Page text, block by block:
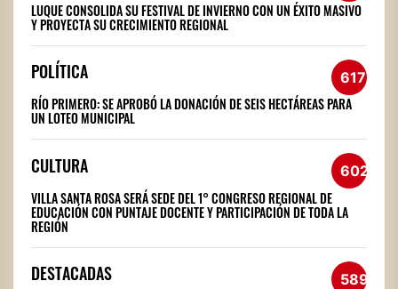
LUQUE CONSOLIDA SU FESTIVAL DE INVIERNO CON UN ÉXITO MASIVO
Y PROYECTA SU CRECIMIENTO REGIONAL
POLÍTICA 617
RÍO PRIMERO: SE APROBÓ LA DONACIÓN DE SEIS HECTÁREAS PARA
UN LOTEO MUNICIPAL
CULTURA 602
VILLA SANTA ROSA SERÁ SEDE DEL 1° CONGRESO REGIONAL DE
EDUCACIÓN CON PUNTAJE DOCENTE Y PARTICIPACIÓN DE TODA LA
REGIÓN
DESTACADAS 589